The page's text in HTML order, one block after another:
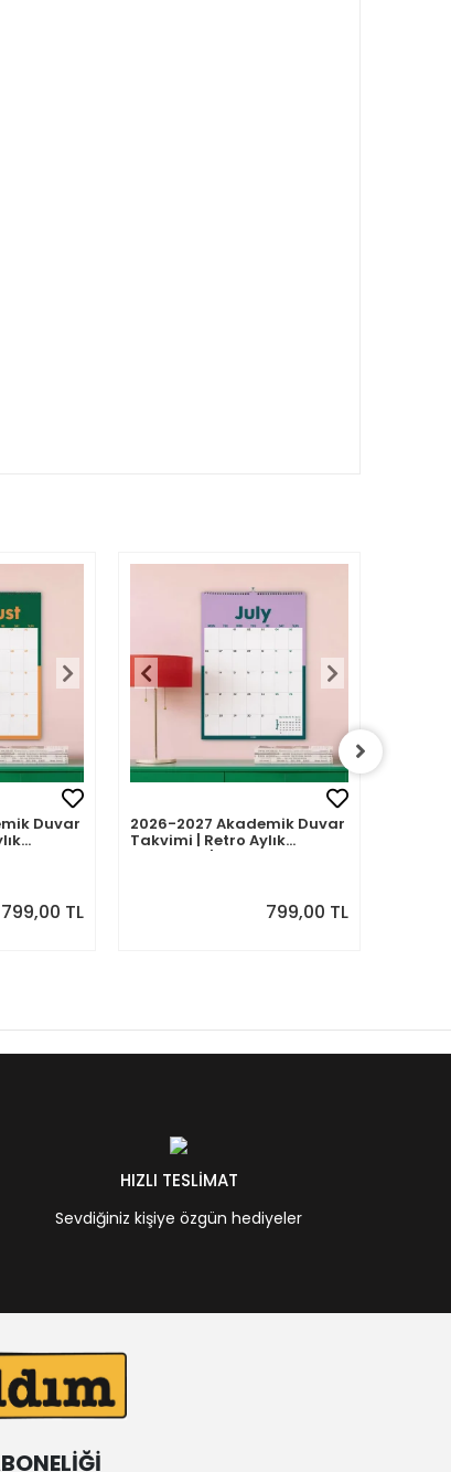
Duvar
2026 -
799,00 TL
2026-2027 Akademik Duvar
Takvimi | Retro Aylık
Planlayıcı | Temmuz 2026 -
799,00 TL
HIZLI TESLİMAT
Sevdiğiniz kişiye özgün hediyeler